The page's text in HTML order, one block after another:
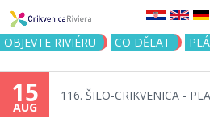
Jump to
OBJEVTE RIVIÉRU CO DĚLAT
15
AUG
116. ŠILO-CRIKVENICA -